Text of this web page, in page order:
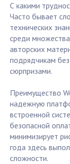
С какими
Часто бывает
технических
среди
авторских
подрядчикам
сюрпризами.
Преимущество
надежную
встроенной
безопасной
минимизирует
года здесь
сложности.